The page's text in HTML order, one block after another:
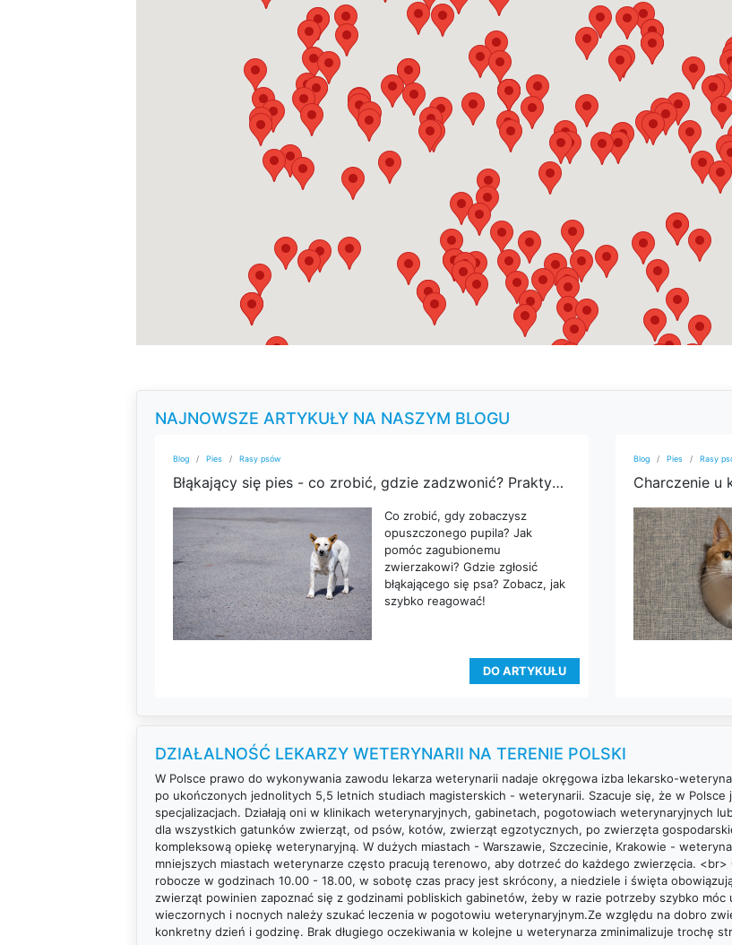
NAJNOWSZE ARTYKUŁY NA NASZYM BLOGU
Blog Pies Rasy psów
Błąkający się pies - co zrobić, gdzie zadzwonić? Praktyczne rady
Co zrobić, gdy zobaczysz
opuszczonego pupila? Jak
pomóc zagubionemu
zwierzakowi? Gdzie zgłosić
błąkającego się psa? Zobacz, jak
szybko reagować!
DO ARTYKUŁU
Blog Pies Rasy
Charczenie u
DZIAŁALNOŚĆ LEKARZY WETERYNARII NA TERENIE POLSKI
W Polsce prawo do wykonywania zawodu lekarza weterynarii nadaje okręgowa izba lekarsko-
po ukończonych jednolitych 5,5 letnich studiach magisterskich - weterynarii. Szacuje się, że w
specjalizacjach. Działają oni w klinikach weterynaryjnych, gabinetach, pogotowiach weterynaryjnych
dla wszystkich gatunków zwierząt, od psów, kotów, zwierząt egzotycznych, po zwierzęta
kompleksową opiekę weterynaryjną. W dużych miastach - Warszawie, Szczecinie, Krakowie -
mniejszych miastach weterynarze często pracują terenowo, aby dotrzeć do każdego zwierzęcia. <br>
robocze w godzinach 10.00 - 18.00, w sobotę czas pracy jest skrócony, a niedziele i święta
zwierząt powinien zapoznać się z godzinami pobliskich gabinetów, żeby w razie potrzeby szybko
wieczornych i nocnych należy szukać leczenia w pogotowiu weterynaryjnym.Ze względu na dobro
konkretny dzień i godzinę. Brak długiego oczekiwania w kolejne u weterynarza zminimalizuje trochę